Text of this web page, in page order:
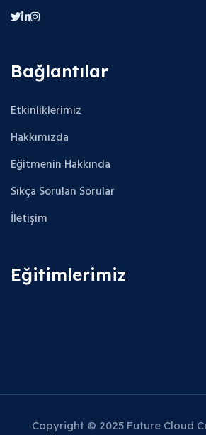
Bağlantılar
Etkinliklerimiz
Hakkımızda
Eğitmenin Hakkında
Sıkça Sorulan Sorular
İletişim
Eğitimlerimiz
Copyright © 2025 Future Cloud